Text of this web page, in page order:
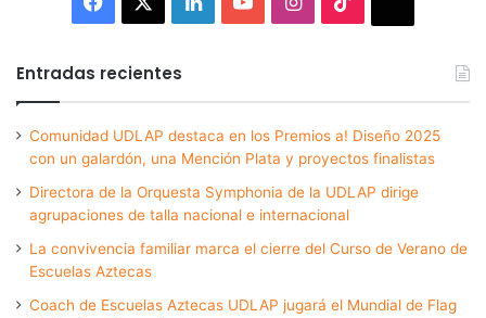
Entradas recientes
Comunidad UDLAP destaca en los Premios a! Diseño 2025
con un galardón, una Mención Plata y proyectos finalistas
Directora de la Orquesta Symphonia de la UDLAP dirige
agrupaciones de talla nacional e internacional
La convivencia familiar marca el cierre del Curso de Verano de
Escuelas Aztecas
Coach de Escuelas Aztecas UDLAP jugará el Mundial de Flag